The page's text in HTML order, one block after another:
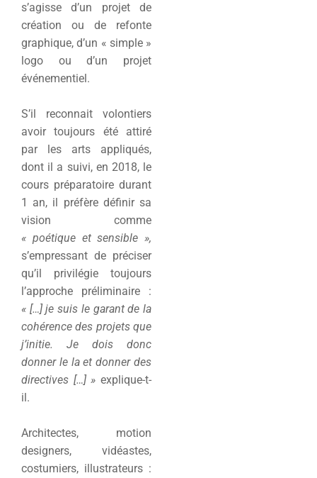
s’agisse d’un projet de
création ou de refonte
graphique, d’un « simple »
logo ou d’un projet
événementiel.
S’il reconnait volontiers
avoir toujours été attiré
par les arts appliqués,
dont il a suivi, en 2018, le
cours préparatoire durant
1 an, il préfère définir sa
vision comme
« poétique et sensible »,
s’empressant de préciser
qu’il privilégie toujours
l’approche préliminaire :
« […] je suis le garant de la
cohérence des projets que
j’initie. Je dois donc
donner le la et donner des
directives […] » explique-t-
il.
Architectes, motion
designers, vidéastes,
costumiers, illustrateurs :